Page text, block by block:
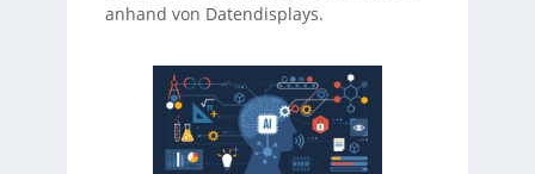
anhand von Datendisplays.